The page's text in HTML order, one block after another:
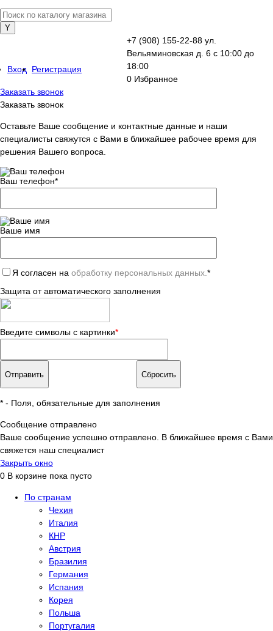
Вход Регистрация
+7 (908) 155-22-88 ул.
Вельяминовская д. 6 с 10:00 до
18:00
0 Избранное
Заказать звонок
Заказать звонок
Оставьте Ваше сообщение и контактные данные и наши
специалисты свяжутся с Вами в ближайшее рабочее время для
решения Вашего вопроса.
Ваш телефон*
Ваше имя
Я согласен на обработку персональных данных. *
Защита от автоматического заполнения
Введите символы с картинки*
* - Поля, обязательные для заполнения
Сообщение отправлено
Ваше сообщение успешно отправлено. В ближайшее время с Вами
свяжется наш специалист
Закрыть окно
0 В корзине пока пусто
По странам
Чехия
Италия
КНР
Австрия
Бразилия
Германия
Испания
Корея
Польша
Португалия